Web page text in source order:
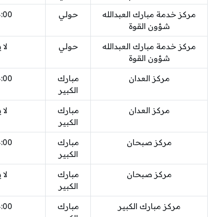
مركز خدمة مبارك العبدالله
شؤون القوة
حولي
مركز خدمة مبارك العبدالله
شؤون القوة
حولي
مركز العدان
مبارك
الكبير
مركز العدان
مبارك
الكبير
مركز صبحان
مبارك
الكبير
مركز صبحان
مبارك
الكبير
مركز مبارك الكبير
مبارك